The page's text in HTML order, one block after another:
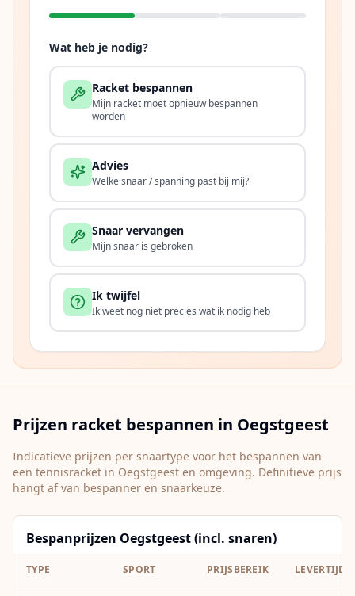
Wat heb je nodig?
Racket bespannen
Mijn racket moet opnieuw bespannen
worden
Advies
Welke snaar / spanning past bij mij?
Snaar vervangen
Mijn snaar is gebroken
Ik twijfel
Ik weet nog niet precies wat ik nodig heb
Prijzen racket bespannen in Oegstgeest
Indicatieve prijzen per snaartype voor het bespannen van
een tennisracket in Oegstgeest en omgeving. Definitieve prijs
hangt af van bespanner en snaarkeuze.
Bespanprijzen Oegstgeest (incl. snaren)
TYPE SPORT PRIJSBEREIK LEVERTIJD